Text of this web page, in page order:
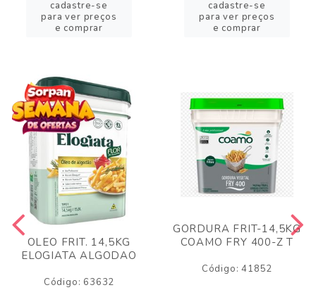
cadastre-se
para ver preços
e comprar
cadastre-se
para ver preços
e comprar
OLEO FRIT. 14,5KG
ELOGIATA ALGODAO
Código: 63632
GORDURA FRIT-14,5KG
COAMO FRY 400-Z T
Código: 41852